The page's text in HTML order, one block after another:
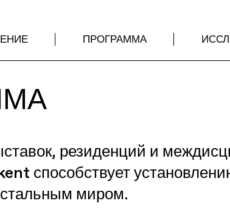
ПРОГРАММА
резиденций и
способствует
миром.